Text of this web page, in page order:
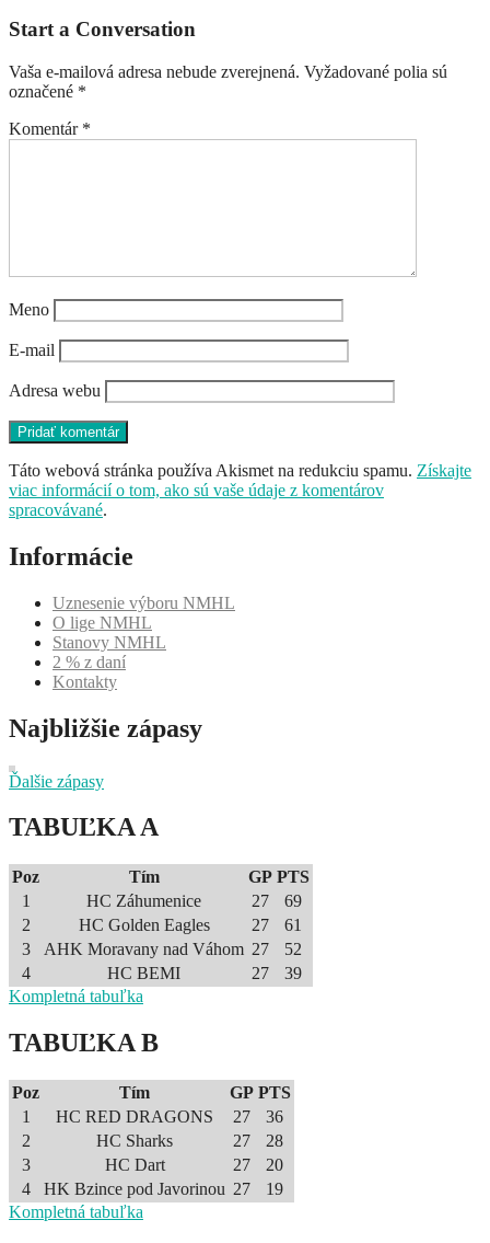
Start a Conversation
Vaša e-mailová adresa nebude zverejnená. Vyžadované polia sú
označené *
Komentár *
Meno
E-mail
Adresa webu
Táto webová stránka používa Akismet na redukciu spamu. Získajte
viac informácií o tom, ako sú vaše údaje z komentárov
spracovávané.
Informácie
Uznesenie výboru NMHL
O lige NMHL
Stanovy NMHL
2 % z daní
Kontakty
Najbližšie zápasy
Ďalšie zápasy
TABUĽKA A
Poz Tím GP PTS
1
HC Záhumenice 27
69
2
HC Golden Eagles 27
61
3
AHK Moravany nad Váhom 27
52
4
HC BEMI 27
39
Kompletná tabuľka
TABUĽKA B
Poz Tím GP PTS
1
HC RED DRAGONS 27
36
2
HC Sharks 27
28
3
HC Dart 27
20
4
HK Bzince pod Javorinou 27
19
Kompletná tabuľka